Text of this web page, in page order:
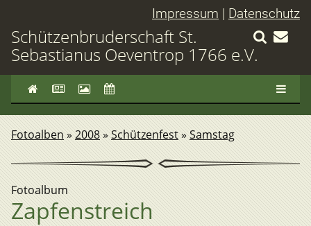
Impressum | Datenschutz
Schützenbruderschaft St.
Sebastianus Oeventrop 1766 e.V.
Fotoalben » 2008» Schützenfest» Samstag
Fotoalbum
Zapfenstreich